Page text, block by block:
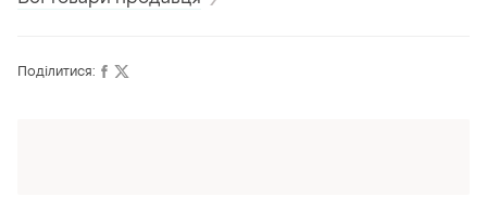
Поділитися: